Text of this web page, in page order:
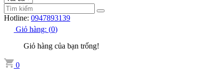
Hotline: 0947893139
Giỏ hàng: (0)
Giỏ hàng của bạn trống!
0